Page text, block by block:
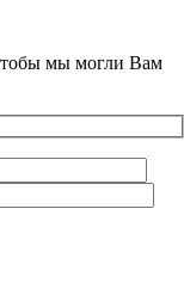
мы могли Вам